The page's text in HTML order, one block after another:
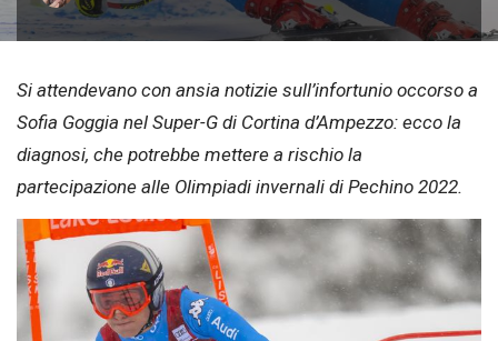
Si attendevano con ansia notizie sull’infortunio occorso a
Sofia Goggia nel Super-G di Cortina d’Ampezzo: ecco la
diagnosi, che potrebbe mettere a rischio la
partecipazione alle Olimpiadi invernali di Pechino 2022.